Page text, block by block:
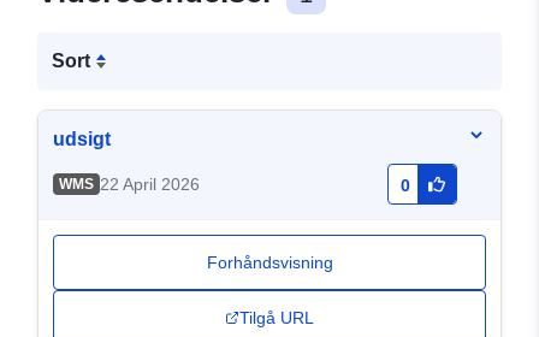
Sort
udsigt
WMS 22 April 2026 0
Forhåndsvisning
Tilgå URL